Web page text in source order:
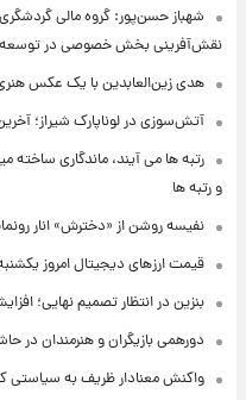
شهباز حسن‌پور: گروه مالی گردشگری
نقش‌آفرینی بخش خصوصی در توسعه
هدی زین‌العابدین با یک عکس هنری
آتش‌سوزی در لوناپارک شیراز؛
رتبه ها می آیند، ماندگاری ساخته
و رتبه ها
نفیسه روشن از «دخترش» انار
قیمت ارزهای دیجیتال امروز یکشنبه ۱۸ مرداد ۱۴۰۵
بنزین در انتظار تصمیم نهایی؛
دورهمی بازیگران و هنرمندان در
واکنش معنادار ظریف به سیاستی که